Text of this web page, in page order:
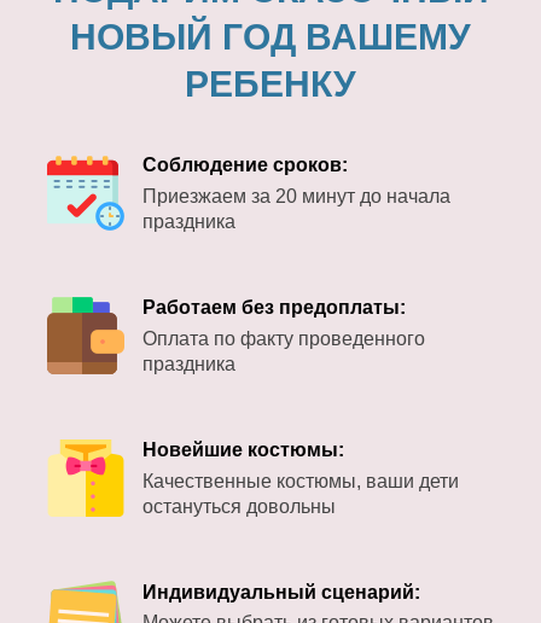
НОВЫЙ ГОД ВАШЕМУ
РЕБЕНКУ
Соблюдение сроков:
Приезжаем за 20 минут до начала
праздника
Работаем без предоплаты:
Оплата по факту проведенного
праздника
Новейшие костюмы:
Качественные костюмы, ваши дети
остануться довольны
Индивидуальный сценарий: